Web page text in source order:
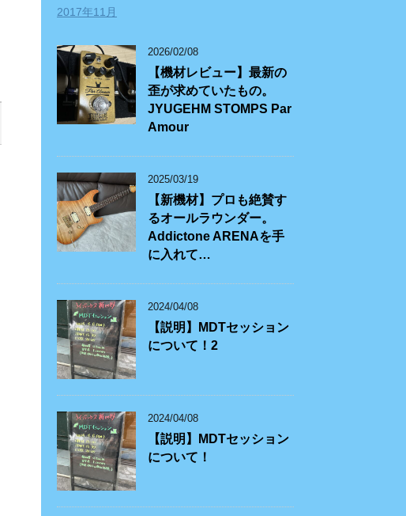
2017年11月
2026/02/08
【機材レビュー】最新の
歪が求めていたもの。
JYUGEHM STOMPS Par
Amour
2025/03/19
【新機材】プロも絶賛す
るオールラウンダー。
Addictone ARENAを手
に入れて…
2024/04/08
【説明】MDTセッション
について！2
2024/04/08
【説明】MDTセッション
について！